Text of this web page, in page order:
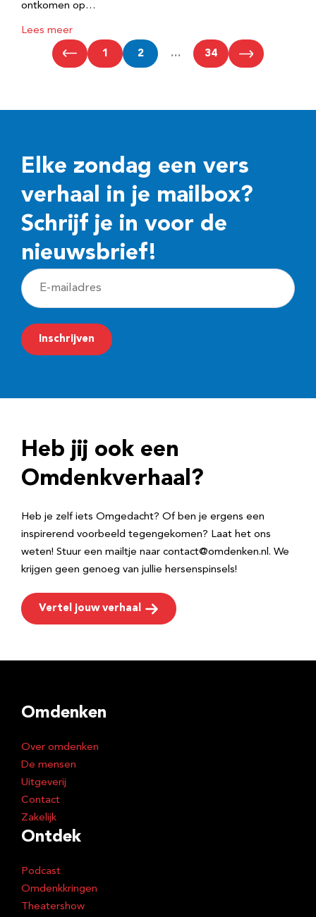
ontkomen op…
Lees meer
1 2 … 34
Elke zondag een vers
verhaal in je mailbox?
Schrijf je in voor de
nieuwsbrief!
E
-
m
a
r
e
Inschrijven
Heb jij ook een
Omdenkverhaal?
Heb je zelf iets Omgedacht? Of ben je ergens een
inspirerend voorbeeld tegengekomen? Laat het ons
weten! Stuur een mailtje naar contact@omdenken.nl. We
krijgen geen genoeg van jullie hersenspinsels!
Vertel jouw verhaal
Omdenken
Over omdenken
De mensen
Uitgeverij
Contact
Zakelijk
Ontdek
Podcast
Omdenkkringen
Theatershow